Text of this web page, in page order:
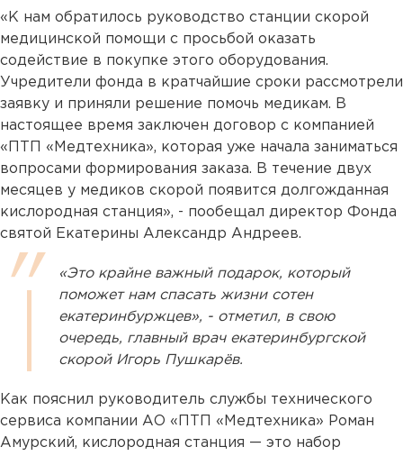
«К нам обратилось руководство станции скорой
медицинской помощи с просьбой оказать
содействие в покупке этого оборудования.
Учредители фонда в кратчайшие сроки рассмотрели
заявку и приняли решение помочь медикам. В
настоящее время заключен договор с компанией
«ПТП «Медтехника», которая уже начала заниматься
вопросами формирования заказа. В течение двух
месяцев у медиков скорой появится долгожданная
кислородная станция», - пообещал директор Фонда
святой Екатерины Александр Андреев.
«Это крайне важный подарок, который
поможет нам спасать жизни сотен
екатеринбуржцев», - отметил, в свою
очередь, главный врач екатеринбургской
скорой Игорь Пушкарёв.
Как пояснил руководитель службы технического
сервиса компании АО «ПТП «Медтехника» Роман
Амурский, кислородная станция — это набор